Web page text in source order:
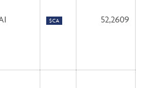
$CA 52,2609